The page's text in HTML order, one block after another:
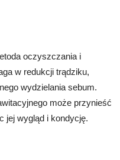
oczyszczania i
w redukcji trądziku,
wydzielania sebum.
może przynieść
jej wygląd i kondycję.